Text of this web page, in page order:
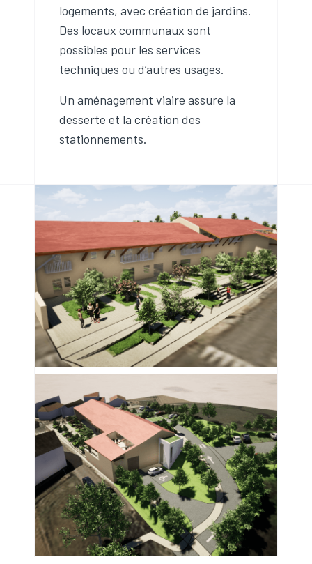
logements, avec création de jardins.
Des locaux communaux sont
possibles pour les services
techniques ou d’autres usages.
Un aménagement viaire assure la
desserte et la création des
stationnements.